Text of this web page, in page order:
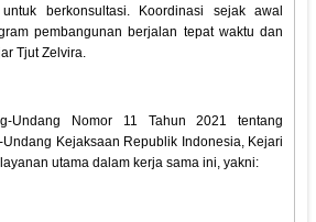
berkonsultasi. Koordinasi sejak awal
pembangunan berjalan tepat waktu dan
Tjut Zelvira.
Undang Nomor 11 Tahun 2021 tentang
Kejaksaan Republik Indonesia, Kejari
utama dalam kerja sama ini, yakni: